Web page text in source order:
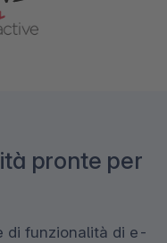
pronte per
di funzionalità di e-